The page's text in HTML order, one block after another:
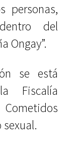
personas,
del
Ongay”.
se está
Fiscalía